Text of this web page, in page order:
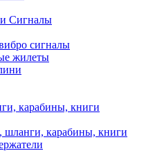
Сигналы
сигналы
жилеты
карабины, книги
шланги, карабины, книги